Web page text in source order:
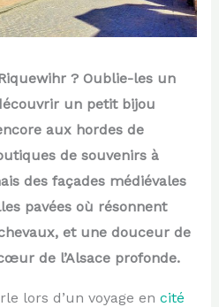
? Oublie-les un
un petit bijou
aux hordes de
de souvenirs à
des façades médiévales
pavées où résonnent
et une douceur de
de l’Alsace profonde.
lors d’un voyage en cité